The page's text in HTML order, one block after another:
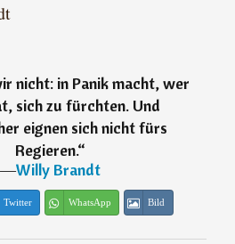
nicht: in Panik macht, wer
sich zu fürchten. Und
eignen sich nicht fürs
Regieren.“
―Willy Brandt
Twitter WhatsApp Bild